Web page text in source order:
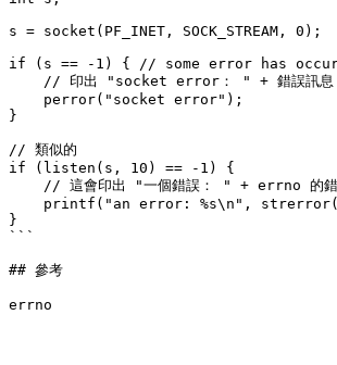
s = socket(PF_INET, SOCK_STREAM, 0);
if (s == -1) { // some error has
}
// 類似的
if (listen(s, 10) == -1) {
}
```
## 參考